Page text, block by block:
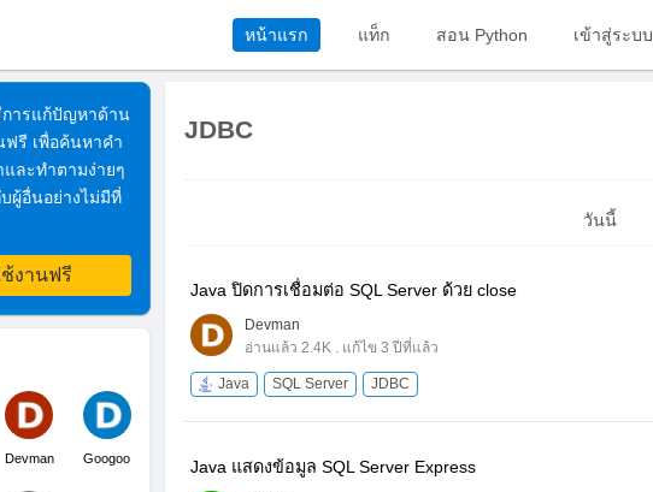
หน้าแรก แท็ก สอน Python เข้าสู่ระบบ
ารแก้ปัญหาด้าน
รี เพื่อค้นหาคำ
ละทำตามง่ายๆ
ผู้อื่นอย่างไม่มีที่
งานฟรี
Devman Googoo
JDBC
วันนี้
Java ปิดการเชื่อมต่อ SQL Server ด้วย close
Devman
อ่านแล้ว 2.4K . แก้ไข 3 ปีที่แล้ว
Java SQL Server JDBC
Java แสดงข้อมูล SQL Server Express